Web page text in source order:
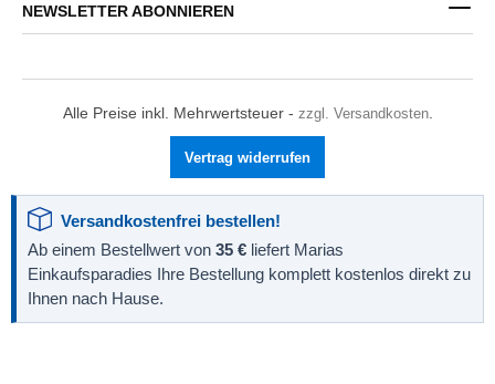
NEWSLETTER ABONNIEREN
Alle Preise inkl. Mehrwertsteuer - zzgl. Versandkosten.
Vertrag widerrufen
Versandkostenfrei bestellen!
Ab einem Bestellwert von 35 € liefert Marias
Einkaufsparadies Ihre Bestellung komplett kostenlos direkt zu
Ihnen nach Hause.